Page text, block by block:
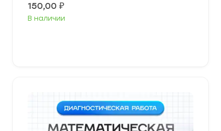
150,00 ₽
В наличии